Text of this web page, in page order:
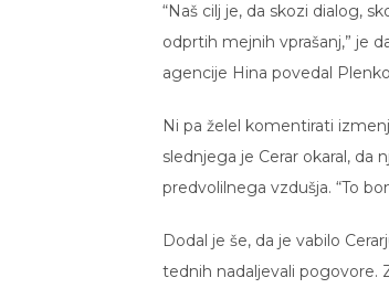
“Naš cilj je, da skozi dialog,
odprtih mejnih vprašanj,” je
agencije Hina povedal
Ni pa želel komentirati
slednjega je Cerar okaral, da
predvolilnega vzdušja. “To
Dodal je še, da je vabilo
tednih nadaljevali pogovore.